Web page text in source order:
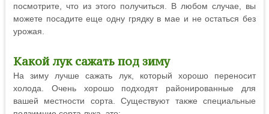
посмотрите, что из этого получиться. В любом случае, вы
можете посадите еще одну грядку в мае и не остаться без
урожая.
Какой лук сажать под зиму
На зиму лучше сажать лук, который хорошо переносит
холода. Очень хорошо подходят районированные для
вашей местности сорта. Существуют также специальные